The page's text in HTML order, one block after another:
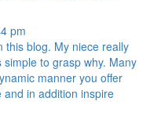
pm
this blog. My niece really
to grasp why. Many
manner you offer
and in addition inspire